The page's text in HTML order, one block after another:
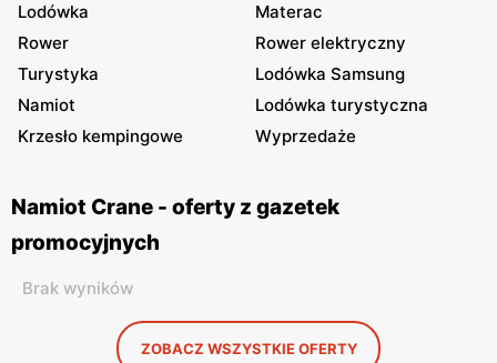
Lodówka
Materac
Rower
Rower elektryczny
Turystyka
Lodówka Samsung
Namiot
Lodówka turystyczna
Krzesło kempingowe
Wyprzedaże
Namiot Crane - oferty z gazetek
promocyjnych
Brak wyników
ZOBACZ WSZYSTKIE OFERTY